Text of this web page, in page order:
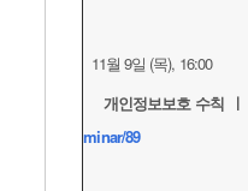
11월 9일 (목), 16:00
개인정보보호 수칙 ㅣ
minar/89